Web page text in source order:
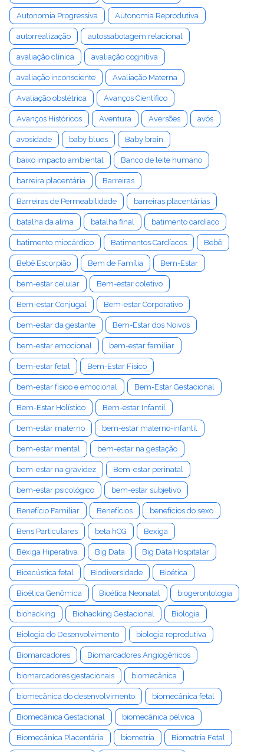
Autonomia Progressiva Autonomia Reprodutiva
autorrealização autossabotagem relacional
avaliação clínica avaliação cognitiva
avaliação inconsciente Avaliação Materna
Avaliação obstétrica Avanços Científico
Avanços Históricos Aventura Aversões avós
avosidade baby blues Baby brain
baixo impacto ambiental Banco de leite humano
barreira placentária Barreiras
Barreiras de Permeabilidade barreiras placentárias
batalha da alma batalha final batimento cardíaco
batimento miocárdico Batimentos Cardíacos Bebê
Bebê Escorpião Bem de Família Bem-Estar
bem-estar celular Bem-estar coletivo
Bem-estar Conjugal Bem-estar Corporativo
bem-estar da gestante Bem-Estar dos Noivos
bem-estar emocional bem-estar familiar
bem-estar fetal Bem-Estar Físico
bem-estar físico e emocional Bem-Estar Gestacional
Bem-Estar Holístico Bem-estar Infantil
bem-estar materno bem-estar materno-infantil
bem-estar mental bem-estar na gestação
bem-estar na gravidez Bem-estar perinatal
bem-estar psicológico bem-estar subjetivo
Benefício Familiar Benefícios benefícios do sexo
Bens Particulares beta hCG Bexiga
Bexiga Hiperativa Big Data Big Data Hospitalar
Bioacústica fetal Biodiversidade Bioética
Bioética Genômica Bioética Neonatal biogerontologia
biohacking Biohacking Gestacional Biologia
Biologia do Desenvolvimento biologia reprodutiva
Biomarcadores Biomarcadores Angiogênicos
biomarcadores gestacionais biomecânica
biomecânica do desenvolvimento biomecânica fetal
Biomecânica Gestacional biomecânica pélvica
Biomecânica Placentária biometria Biometria Fetal